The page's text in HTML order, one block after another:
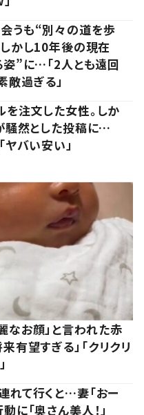
うも“別々の道を歩
かし10年後の現在
”に…「2人とも遠回
敵過ぎる」
を注文した女性。しか
騒然とした投稿に…
ヤバい安い」
なお顔」と言われた赤
望すぎる」「クリクリ
れて行くと…妻「おー
に「奥さん美人！」